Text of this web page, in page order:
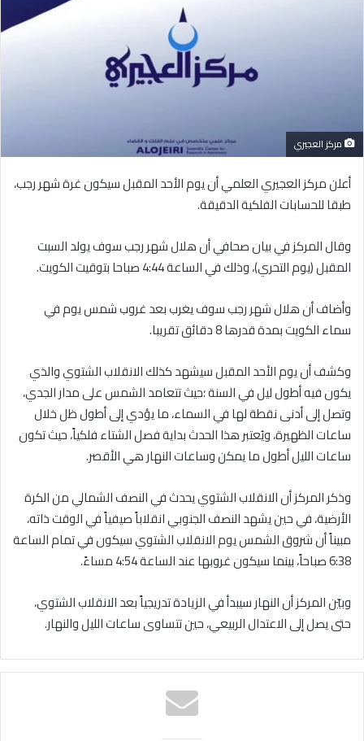
مركز العجيري
أعلن مركز العجيري العلمي أن يوم الأحد المقبل سيكون غرة شهر رجب،
طبقا للحسابات الفلكية الدقيقة.
وقال المركز في بيان صحافي أن هلال شهر رجب سوف يولد السبت
المقبل (يوم التحري)، وذلك في الساعة 4:44 صباحا بتوقيت الكويت.
وأضاف أن هلال شهر رجب سوف يغرب بعد غروب شمس يوم في
سماء الكويت بمدة قدرها 8 دقائق تقريبا.
وكشف أن يوم الأحد المقبل سيشهد كذلك الانقلاب الشتوي والذي
يكون فيه أطول ليل في السنة ؛حيث تتعامد الشمس على مدار الجدي،
وتصل إلى أدنى نقطة لها في السماء، ما يؤدي إلى أطول ظل خلال
ساعات الظهيرة، ويُعتبر هذا الحدث بداية فصل الشتاء فلكياً، حيث تكون
ساعات الليل أطول ما يمكن وساعات النهار هي الأقصر.
وذكر المركز أن الانقلاب الشتوي يحدث في النصف الشمالي من الكرة
الأرضية، في حين يشهد النصف الجنوبي انقلاباً صيفياً في الوقت ذاته،
مبيناً أن شروق الشمس يوم الانقلاب الشتوي سيكون في تمام الساعة
6:38 صباحاً، بينما سيكون غروبها عند الساعة 4:54 مساءً.
وبيّن المركز أن النهار سيبدأ في الزيادة تدريجياً بعد الانقلاب الشتوي،
حتى يصل إلى الاعتدال الربيعي، حين تتساوى ساعات الليل والنهار.